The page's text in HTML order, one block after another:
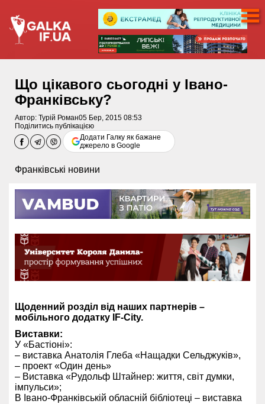
Що цікавого сьогодні у Івано-
Франківську?
Автор: Турій Роман05 Бер, 2015 08:53
Поділитись публікацією
Додати Галку як бажане
джерело в Google
Франківські новини
Щоденний розділ від наших партнерів –
мобільного додатку IF-City.
Виставки:
У «Бастіоні»:
– виставка Анатолія Глеба «Нащадки Сельджуків»,
– проект «Один день»
– Виставка «Рудольф Штайнер: життя, світ думки,
імпульси»;
В Івано-Франківській обласній бібліотеці – виставка